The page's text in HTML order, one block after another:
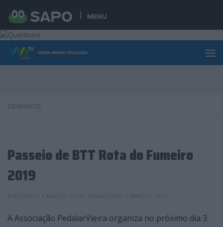
MENU
Skip to content
Passeio de BTT Rota do Fumeiro
2019
A Associação PedalarVieira organiza no próximo dia 3